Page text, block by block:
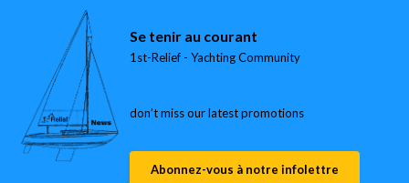
Se tenir au courant
1st-Relief - Yachting Community
don’t miss our latest promotions
Abonnez-vous à notre infolettre